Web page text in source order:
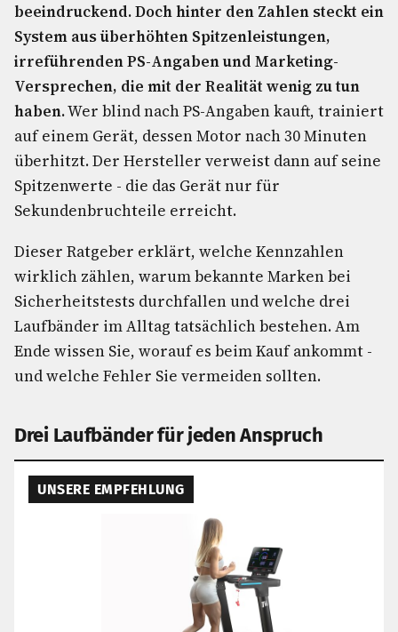
beeindruckend. Doch hinter den Zahlen steckt ein
System aus überhöhten Spitzenleistungen,
irreführenden PS-Angaben und Marketing-
Versprechen, die mit der Realität wenig zu tun
haben.Wer blind nach PS-Angaben kauft, trainiert
auf einem Gerät, dessen Motor nach 30 Minuten
überhitzt. Der Hersteller verweist dann auf seine
Spitzenwerte - die das Gerät nur für
Sekundenbruchteile erreicht.
Dieser Ratgeber erklärt, welche Kennzahlen
wirklich zählen, warum bekannte Marken bei
Sicherheitstests durchfallen und welche drei
Laufbänder im Alltag tatsächlich bestehen. Am
Ende wissen Sie, worauf es beim Kauf ankommt -
und welche Fehler Sie vermeiden sollten.
Drei Laufbänder für jeden Anspruch
UNSERE EMPFEHLUNG